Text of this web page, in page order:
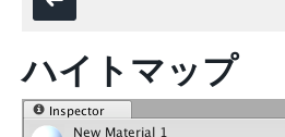
ハイトマップ